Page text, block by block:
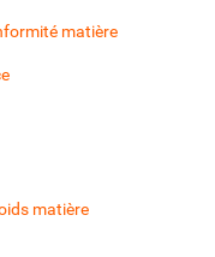
matière
matière